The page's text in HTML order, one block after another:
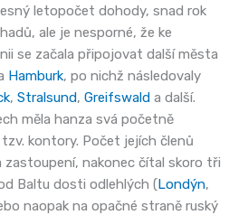
letopočet dohody, snad rok
ale je nesporné, že ke
se začala připojovat další města
Hamburk, po nichž následovaly
, Stralsund, Greifswald a další.
měla hanza svá početně
kontory. Počet jejích členů
zastoupení, nakonec čítal skoro tři
Baltu dosti odlehlých (Londýn,
naopak na opačné straně ruský